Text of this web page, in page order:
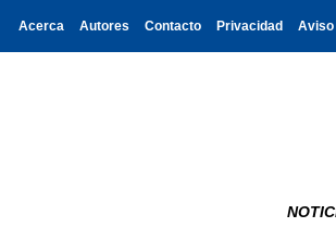
Acerca Autores Contacto Privacidad Aviso